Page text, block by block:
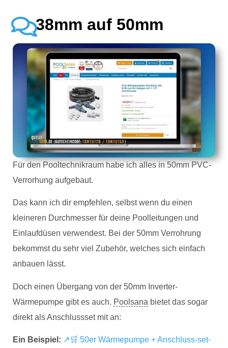
38mm auf 50mm
Für den Pooltechnikraum habe ich alles in 50mm PVC-
Verrorhung aufgebaut.
Das kann ich dir empfehlen, selbst wenn du einen
kleineren Durchmesser für deine Poolleitungen und
Einlaufdüsen verwendest. Bei der 50mm Verrohrung
bekommst du sehr viel Zubehör, welches sich einfach
anbauen lässt.
Doch einen Übergang von der 50mm Inverter-
Wärmepumpe gibt es auch. Poolsana bietet das sogar
direkt als Anschlussset mit an:
Ein Beispiel: ↗🛒 50er Wärmepumpe + Anschluss-set-